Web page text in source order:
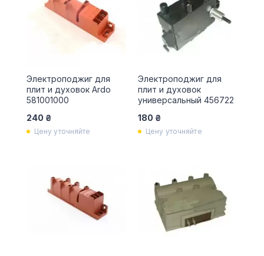
Электроподжиг для
плит и духовок Ardo
581001000
240 ₴
Цену уточняйте
Электроподжиг для
плит и духовок
универсальный 456722
180 ₴
Цену уточняйте